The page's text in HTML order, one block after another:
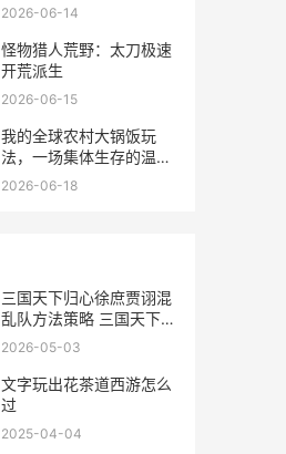
2026-06-14
怪物猎人荒野：太刀极速
开荒派生
2026-06-15
我的全球农村大锅饭玩
法，一场集体生存的温情
实验
2026-06-18
三国天下归心徐庶贾诩混
乱队方法策略 三国天下归
心徐庶怎么打
2026-05-03
文字玩出花茶道西游怎么
过
2025-04-04